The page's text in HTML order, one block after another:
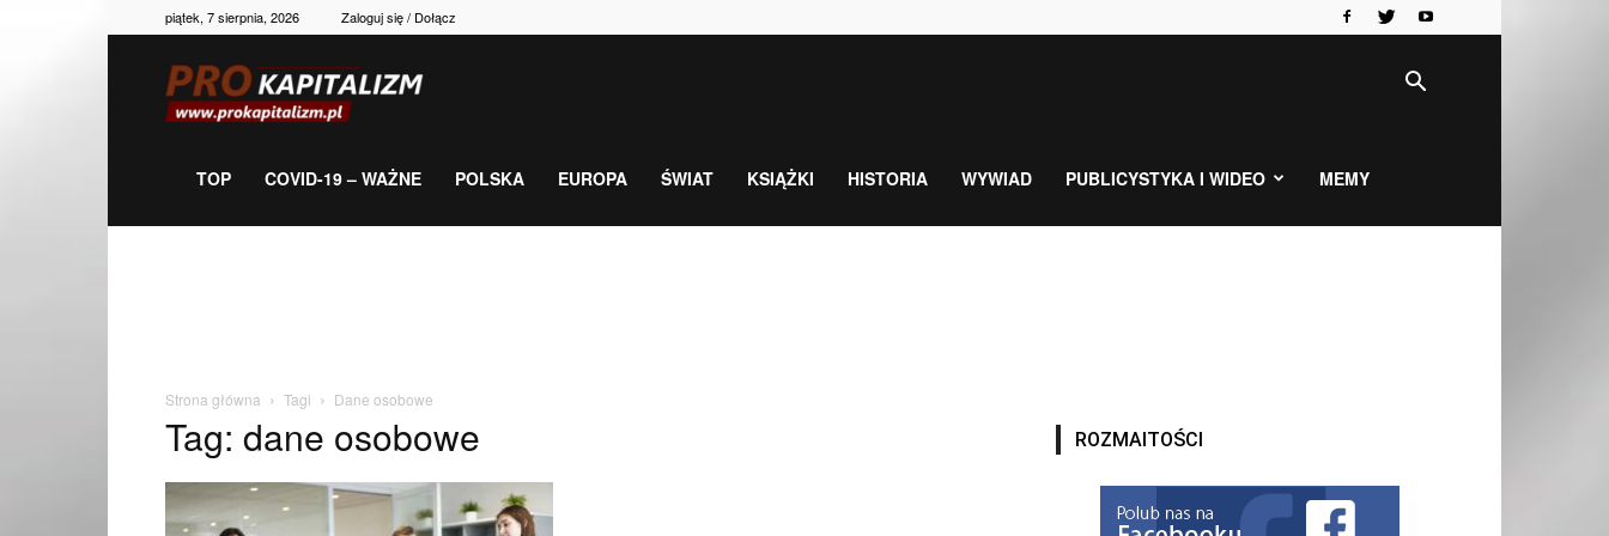
piątek, 7 sierpnia, 2026 Zaloguj się / Dołącz
gospodarka,
TOP COVID-19 – WAŻNE POLSKA EUROPA ŚWIAT KSIĄŻKI HISTORIA WYWIAD PUBLICYSTYKA I WIDEO MEMY
Strona główna Tagi Dane osobowe
Tag: dane osobowe ROZMAITOŚCI